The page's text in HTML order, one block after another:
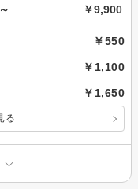
￥9,900～
￥550
￥1,100
￥1,650
る